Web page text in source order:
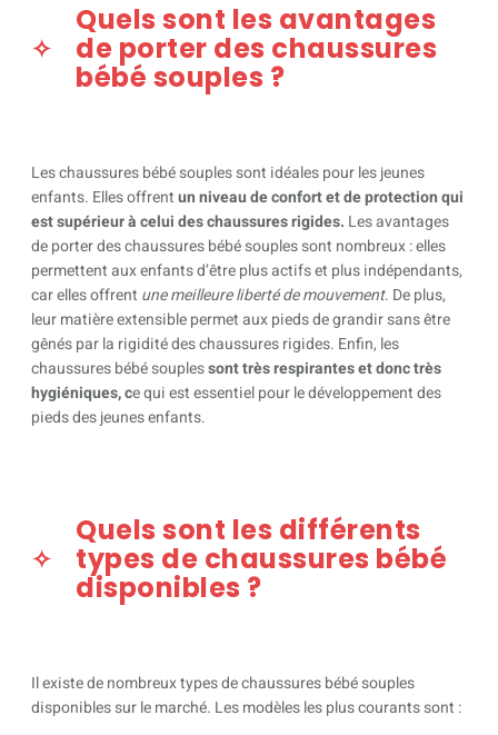
Quels sont les avantages
de porter des chaussures
bébé souples ?
Les chaussures bébé souples sont idéales pour les jeunes
enfants. Elles offrentun niveau de confort et de protection qui
est supérieur à celui des chaussures rigides. Les avantages
de porter des chaussures bébé souples sont nombreux : elles
permettent aux enfants d’être plus actifs et plus indépendants,
car elles offrent une meilleure liberté de mouvement. De plus,
leur matière extensible permet aux pieds de grandir sans être
gênés par la rigidité des chaussures rigides. Enfin, les
chaussures bébé souplessont très respirantes et donc très
hygiéniques, ce qui est essentiel pour le développement des
pieds des jeunes enfants.
Quels sont les différents
types de chaussures bébé
disponibles ?
Il existe de nombreux types de chaussures bébé souples
disponibles sur le marché. Les modèles les plus courants sont :